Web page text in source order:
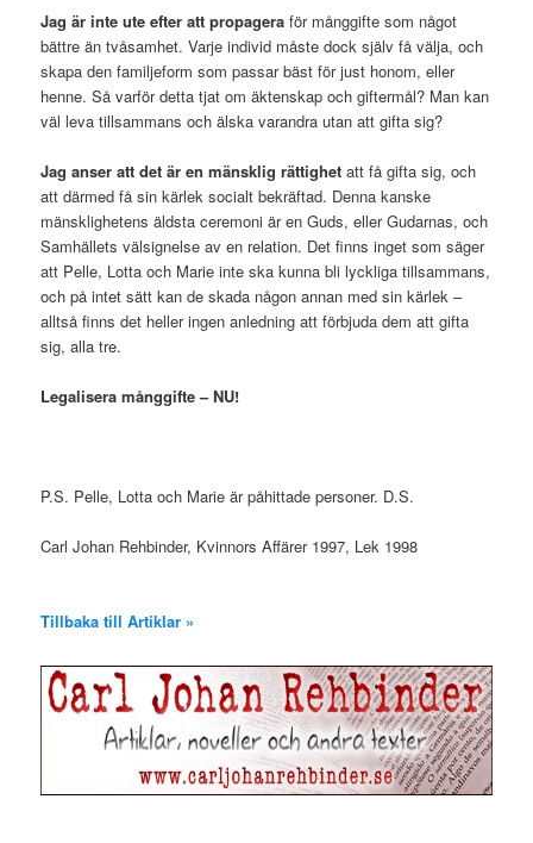
Jag är inte ute efter att propagera för månggifte som något
bättre än tvåsamhet. Varje individ måste dock själv få välja, och
skapa den familjeform som passar bäst för just honom, eller
henne. Så varför detta tjat om äktenskap och giftermål? Man kan
väl leva tillsammans och älska varandra utan att gifta sig?
Jag anser att det är en mänsklig rättighet att få gifta sig, och
att därmed få sin kärlek socialt bekräftad. Denna kanske
mänsklighetens äldsta ceremoni är en Guds, eller Gudarnas, och
Samhällets välsignelse av en relation. Det finns inget som säger
att Pelle, Lotta och Marie inte ska kunna bli lyckliga tillsammans,
och på intet sätt kan de skada någon annan med sin kärlek –
alltså finns det heller ingen anledning att förbjuda dem att gifta
sig, alla tre.
Legalisera månggifte – NU!
P.S. Pelle, Lotta och Marie är påhittade personer. D.S.
Carl Johan Rehbinder, Kvinnors Affärer 1997, Lek 1998
Tillbaka till Artiklar »